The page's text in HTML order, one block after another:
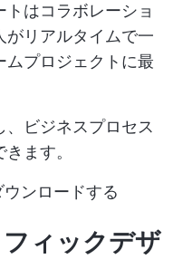
はコラボレーショ
がリアルタイムで一
ムプロジェクトに最
ビジネスプロセス
ます。
ンロードする
ィックデザ